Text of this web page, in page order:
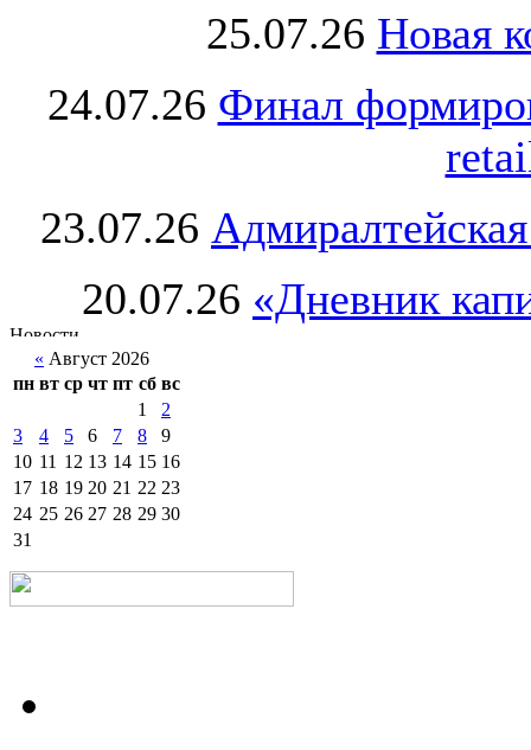
25.07.26 Новая
24.07.26 Финал
23.07.26
20.07.26 «Дневник
« Август 2026
пн вт ср чт пт сб вс
1
2
3
4 5 6 7 8
9
10 11 12 13 14 15 16
17 18 19 20 21 22 23
24 25 26 27 28 29 30
31